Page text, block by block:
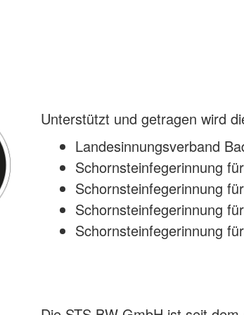
Unterstützt und getragen wird
Landesinnungsverband
Schornsteinfegerinnung
Schornsteinfegerinnung
Schornsteinfegerinnung
Schornsteinfegerinnung